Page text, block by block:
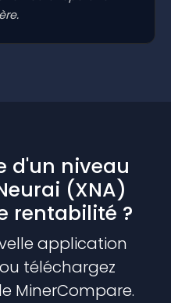
d'un niveau
(XNA)
rentabilité ?
application
téléchargez
MinerCompare.